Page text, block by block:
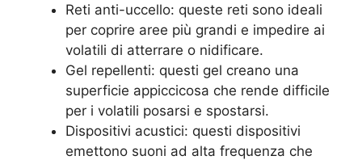
Reti anti-uccello: queste reti sono ideali
per coprire aree più grandi e impedire ai
volatili di atterrare o nidificare.
Gel repellenti: questi gel creano una
superficie appiccicosa che rende difficile
per i volatili posarsi e spostarsi.
Dispositivi acustici: questi dispositivi
emettono suoni ad alta frequenza che